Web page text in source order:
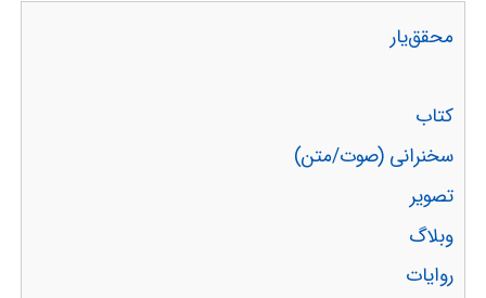
محقق‌یار
کتاب
سخنرانی (صوت/متن)
تصویر
وبلاگ
روایات